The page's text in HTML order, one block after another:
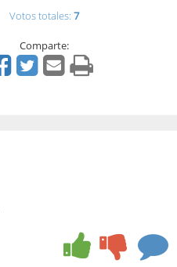
Votos totales:7
Comparte: